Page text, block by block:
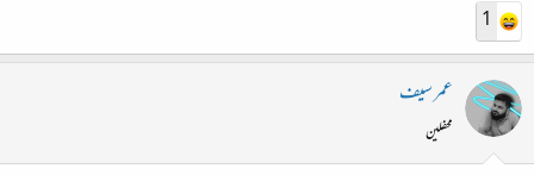
1
عمر سیف
محفلین